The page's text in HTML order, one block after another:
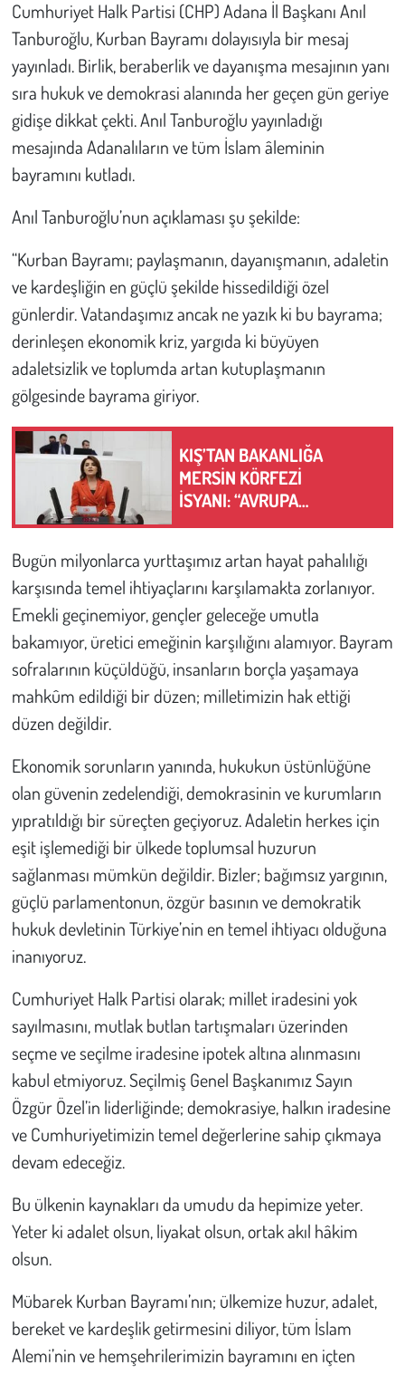
Cumhuriyet Halk Partisi (CHP) Adana İl Başkanı Anıl
Tanburoğlu, Kurban Bayramı dolayısıyla bir mesaj
yayınladı. Birlik, beraberlik ve dayanışma mesajının yanı
sıra hukuk ve demokrasi alanında her geçen gün geriye
gidişe dikkat çekti. Anıl Tanburoğlu yayınladığı
mesajında Adanalıların ve tüm İslam âleminin
bayramını kutladı.
Anıl Tanburoğlu’nun açıklaması şu şekilde:
“Kurban Bayramı; paylaşmanın, dayanışmanın, adaletin
ve kardeşliğin en güçlü şekilde hissedildiği özel
günlerdir. Vatandaşımız ancak ne yazık ki bu bayrama;
derinleşen ekonomik kriz, yargıda ki büyüyen
adaletsizlik ve toplumda artan kutuplaşmanın
gölgesinde bayrama giriyor.
KIŞ’TAN BAKANLIĞA
MERSİN KÖRFEZİ
İSYANI: “AVRUPA
ÇÖPÜNDEN KURTULACAK
EDEMEZSİNİZ!”
Bugün milyonlarca yurttaşımız artan hayat pahalılığı
karşısında temel ihtiyaçlarını karşılamakta zorlanıyor.
Emekli geçinemiyor, gençler geleceğe umutla
bakamıyor, üretici emeğinin karşılığını alamıyor. Bayram
sofralarının küçüldüğü, insanların borçla yaşamaya
mahkûm edildiği bir düzen; milletimizin hak ettiği
düzen değildir.
Ekonomik sorunların yanında, hukukun üstünlüğüne
olan güvenin zedelendiği, demokrasinin ve kurumların
yıpratıldığı bir süreçten geçiyoruz. Adaletin herkes için
eşit işlemediği bir ülkede toplumsal huzurun
sağlanması mümkün değildir. Bizler; bağımsız yargının,
güçlü parlamentonun, özgür basının ve demokratik
hukuk devletinin Türkiye’nin en temel ihtiyacı olduğuna
inanıyoruz.
Cumhuriyet Halk Partisi olarak; millet iradesini yok
sayılmasını, mutlak butlan tartışmaları üzerinden
seçme ve seçilme iradesine ipotek altına alınmasını
kabul etmiyoruz. Seçilmiş Genel Başkanımız Sayın
Özgür Özel’in liderliğinde; demokrasiye, halkın iradesine
ve Cumhuriyetimizin temel değerlerine sahip çıkmaya
devam edeceğiz.
Bu ülkenin kaynakları da umudu da hepimize yeter.
Yeter ki adalet olsun, liyakat olsun, ortak akıl hâkim
olsun.
Mübarek Kurban Bayramı’nın; ülkemize huzur, adalet,
bereket ve kardeşlik getirmesini diliyor, tüm İslam
Alemi’nin ve hemşehrilerimizin bayramını en içten
Kültür Sanat
Bilim - Teknoloji
Hayvan Hakları
Günün İçinden
Vefat İlanları
Tarih
Hukuk
Tarım
Son Dakika
Kent
Eğlence